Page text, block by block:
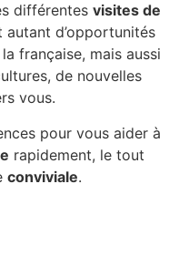
différentes visites de
d’opportunités
française, mais aussi
de nouvelles
vous.
pour vous aider à
rapidement, le tout
conviviale.